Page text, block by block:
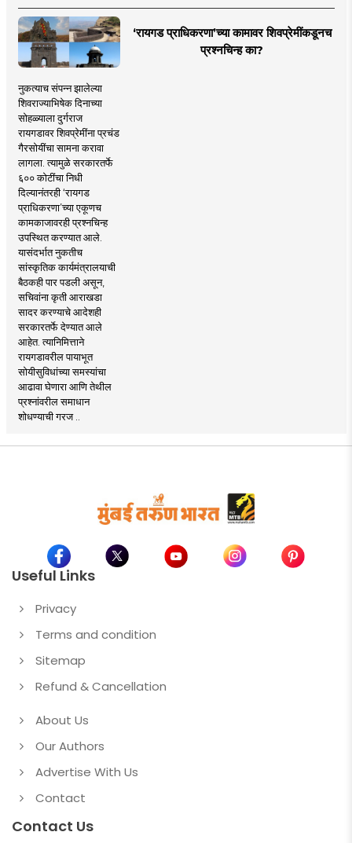
‘रायगड प्राधिकरणा’च्या कामावर शिवप्रेमींकडूनच
प्रश्नचिन्ह का?
नुकत्याच संपन्न झालेल्या
शिवराज्याभिषेक दिनाच्या
सोहळ्याला दुर्गराज
रायगडावर शिवप्रेमींना प्रचंड
गैरसोयींचा सामना करावा
लागला. त्यामुळे सरकारतर्फे
६०० कोटींचा निधी
दिल्यानंतरही ‘रायगड
प्राधिकरणा’च्या एकूणच
कामकाजावरही प्रश्नचिन्ह
उपस्थित करण्यात आले.
यासंदर्भात नुकतीच
सांस्कृतिक कार्यमंत्रालयाची
बैठकही पार पडली असून,
सचिवांना कृती आराखडा
सादर करण्याचे आदेशही
सरकारतर्फे देण्यात आले
आहेत. त्यानिमित्ताने
रायगडावरील पायाभूत
सोयीसुविधांच्या समस्यांचा
आढावा घेणारा आणि तेथील
प्रश्नांवरील समाधान
शोधण्याची गरज ..
Useful Links
Privacy
Terms and condition
Sitemap
Refund & Cancellation
About Us
Our Authors
Advertise With Us
Contact
Contact Us